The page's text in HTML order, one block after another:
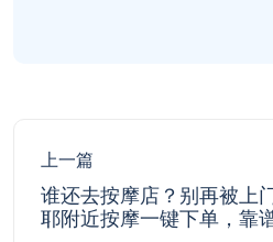
上一篇
谁还去按摩店？别再被上
耶附近按摩一键下单，靠